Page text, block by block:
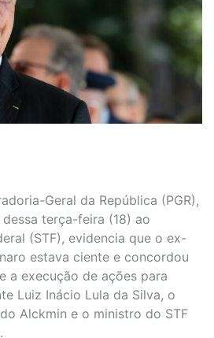
Geral da República (PGR),
terça-feira (18) ao
(STF), evidencia que o ex-
estava ciente e concordou
a execução de ações para
Luiz Inácio Lula da Silva, o
Alckmin e o ministro do STF